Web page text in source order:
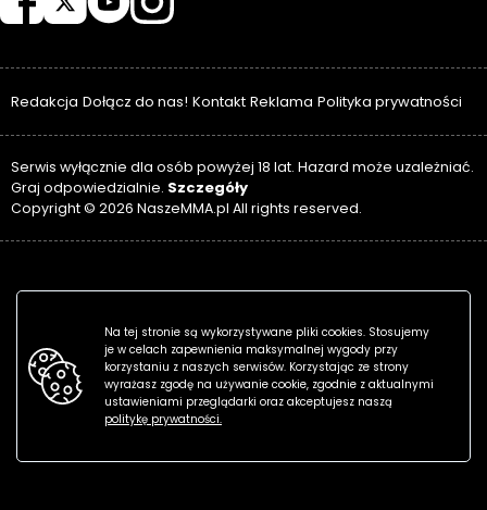
Redakcja Dołącz do nas! Kontakt Reklama Polityka prywatności
Serwis wyłącznie dla osób powyżej 18 lat. Hazard może uzależniać.
Graj odpowiedzialnie. Szczegóły
Copyright © 2026 NaszeMMA.pl All rights reserved.
Na tej stronie są wykorzystywane pliki cookies. Stosujemy
je w celach zapewnienia maksymalnej wygody przy
korzystaniu z naszych serwisów. Korzystając ze strony
wyrażasz zgodę na używanie cookie, zgodnie z aktualnymi
ustawieniami przeglądarki oraz akceptujesz naszą
politykę prywatności.